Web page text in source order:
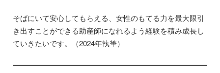
そばにいて安心してもらえる、女性のもてる力を最大限引
き出すことができる助産師になれるよう経験を積み成長し
ていきたいです。（2024年執筆）